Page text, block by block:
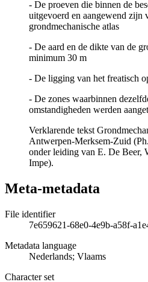
- De proeven die binnen de
uitgevoerd en aangewend zijn
grondmechanische atlas
- De aard en de dikte van de
minimum 30 m
- De ligging van het freatisch
- De zones waarbinnen
omstandigheden werden
Verklarende tekst
Antwerpen-Merksem-Zuid
onder leiding van E. De Beer,
Impe).
Meta-metadata
File identifier
7e659621-68e0-4e9b-a58f-
Metadata language
Nederlands; Vlaams
Character set